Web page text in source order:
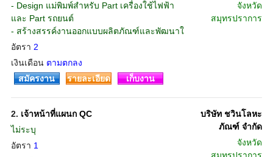
- Design แม่พิมพ์สำหรับ Part เครื่องใช้ไฟฟ้า
และ Part รถยนต์
- สร้างสรรค์งานออกแบบผลิตภัณฑ์และพัฒนาใ
อัตรา 2
เงินเดือน ตามตกลง
จังหวัด
สมุทรปราการ
สมัครงาน รายละเอียด เก็บงาน
2. เจ้าหน้าที่แผนก QC
ไม่ระบุ
อัตรา 1
บริษัท ชวินโลหะ
ภัณฑ์ จำกัด
จังหวัด